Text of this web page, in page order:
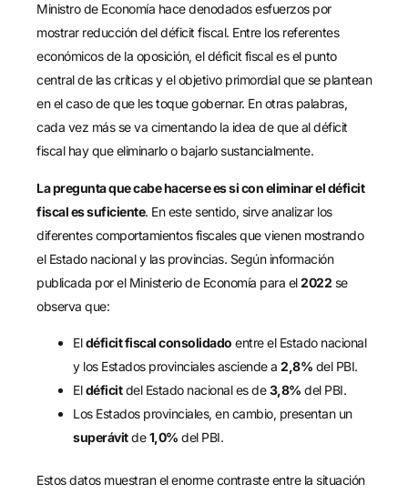
Ministro de Economía hace denodados esfuerzos por
mostrar reducción del déficit fiscal. Entre los referentes
económicos de la oposición, el déficit fiscal es el punto
central de las críticas y el objetivo primordial que se plantean
en el caso de que les toque gobernar. En otras palabras,
cada vez más se va cimentando la idea de que al déficit
fiscal hay que eliminarlo o bajarlo sustancialmente.
La pregunta que cabe hacerse es si con eliminar el déficit
fiscal es suficiente. En este sentido, sirve analizar los
diferentes comportamientos fiscales que vienen mostrando
el Estado nacional y las provincias. Según información
publicada por el Ministerio de Economía para el2022 se
observa que:
Eldéficit fiscal consolidado entre el Estado nacional
y los Estados provinciales asciende a 2,8% del PBI.
Eldéficitdel Estado nacional es de3,8% del PBI.
Los Estados provinciales, en cambio, presentan un
superávitde1,0% del PBI.
Estos datos muestran el enorme contraste entre la situación